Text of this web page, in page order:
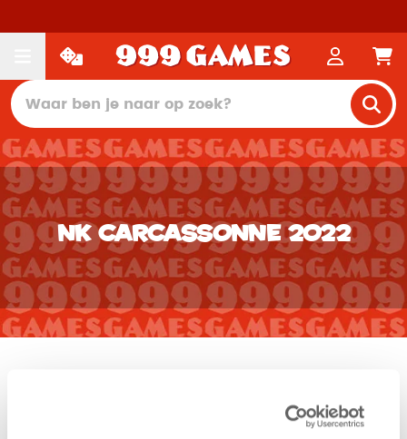
NK Carcassonne 2022
Nederlands Kampioenschap Carcassonne op